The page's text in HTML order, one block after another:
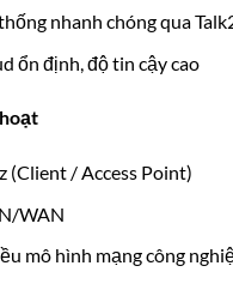
nhanh chóng qua
ổn định, độ tin cậy cao
(Client / Access Point)
WAN
mô hình mạng công